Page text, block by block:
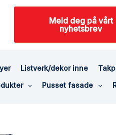
Meld deg på vårt
nyhetsbrev
Listverk/dekor inne
Pusset fasade